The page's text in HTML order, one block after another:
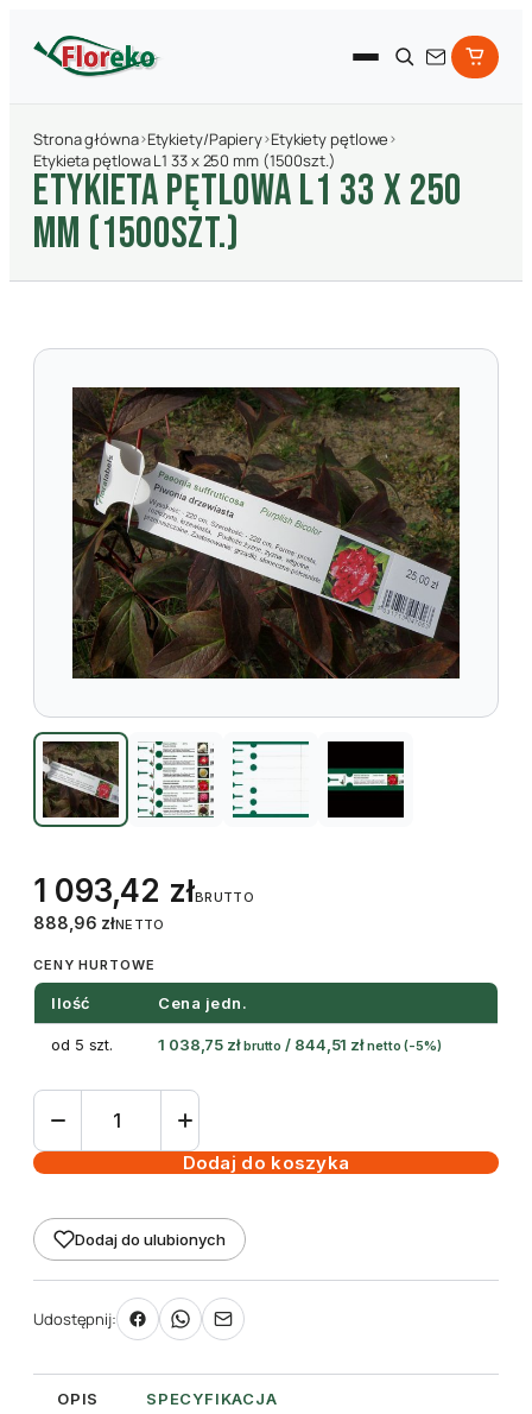
Strona główna›Etykiety/Papiery›Etykiety pętlowe›
Etykieta pętlowa L1 33 x 250 mm (1500szt.)
ETYKIETA PęTLOWA L1 33 X 250
MM (1500SZT.)
1 093,42 złBRUTTO
888,96 złNETTO
CENY HURTOWE
Ilość Cena jedn.
od 5 szt. 1 038,75 zł brutto / 844,51 zł netto (-5%)
ilość
pętlowa
33
x
250
mm
(1500szt.)
Dodaj do koszyka
Dodaj do ulubionych
Udostępnij:
OPIS SPECYFIKACJA